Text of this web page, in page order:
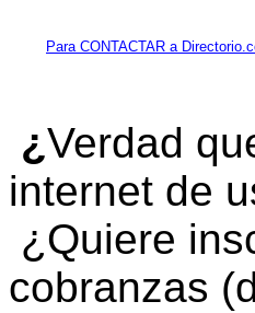
Para CONTACTAR a
¿Verdad
internet de
¿Quiere
cobranzas